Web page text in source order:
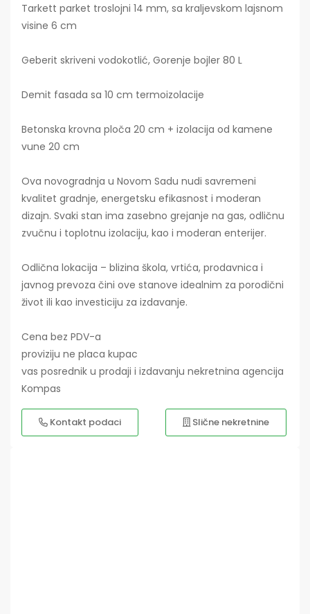
Tarkett parket troslojni 14 mm, sa kraljevskom lajsnom
visine 6 cm
Geberit skriveni vodokotlić, Gorenje bojler 80 L
Demit fasada sa 10 cm termoizolacije
Betonska krovna ploča 20 cm + izolacija od kamene
vune 20 cm
Ova novogradnja u Novom Sadu nudi savremeni
kvalitet gradnje, energetsku efikasnost i moderan
dizajn. Svaki stan ima zasebno grejanje na gas, odličnu
zvučnu i toplotnu izolaciju, kao i moderan enterijer.
Odlična lokacija – blizina škola, vrtića, prodavnica i
javnog prevoza čini ove stanove idealnim za porodični
život ili kao investiciju za izdavanje.
Cena bez PDV-a
proviziju ne placa kupac
vas posrednik u prodaji i izdavanju nekretnina agencija
Kompas
Kontakt podaci Slične nekretnine